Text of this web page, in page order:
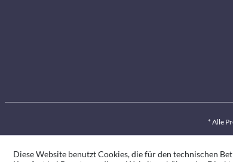
* Alle
Diese Website benutzt Cookies, die für den technischen